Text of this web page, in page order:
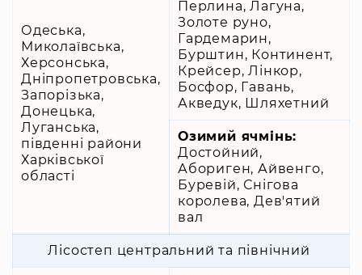
Одеська,
Миколаївська,
Херсонська,
Дніпропетровська,
Запорізька,
Донецька,
Луганська,
південні райони
Харківської
області
Перлина, Лагуна,
Золоте руно,
Гардемарин,
Бурштин, Континент,
Крейсер, Лінкор,
Босфор, Гавань,
Акведук, Шляхетний
Озимий ячмінь:
Достойний,
Абориген, Айвенго,
Буревій, Снігова
королева, Дев'ятий
вал
Лісостеп центральний та північний